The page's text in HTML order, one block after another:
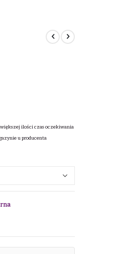
ilości czas oczekiwania
u producenta